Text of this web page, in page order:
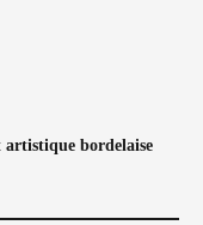
artistique bordelaise